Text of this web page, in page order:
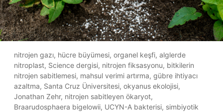
nitrojen gazı, hücre büyümesi, organel keşfi, alglerde
nitroplast, Science dergisi, nitrojen fiksasyonu, bitkilerin
nitrojen sabitlemesi, mahsul verimi artırma, gübre ihtiyacı
azaltma, Santa Cruz Üniversitesi, okyanus ekolojisi,
Jonathan Zehr, nitrojen sabitleyen ökaryot,
Braarudosphaera bigelowii, UCYN-A bakterisi, simbiyotik